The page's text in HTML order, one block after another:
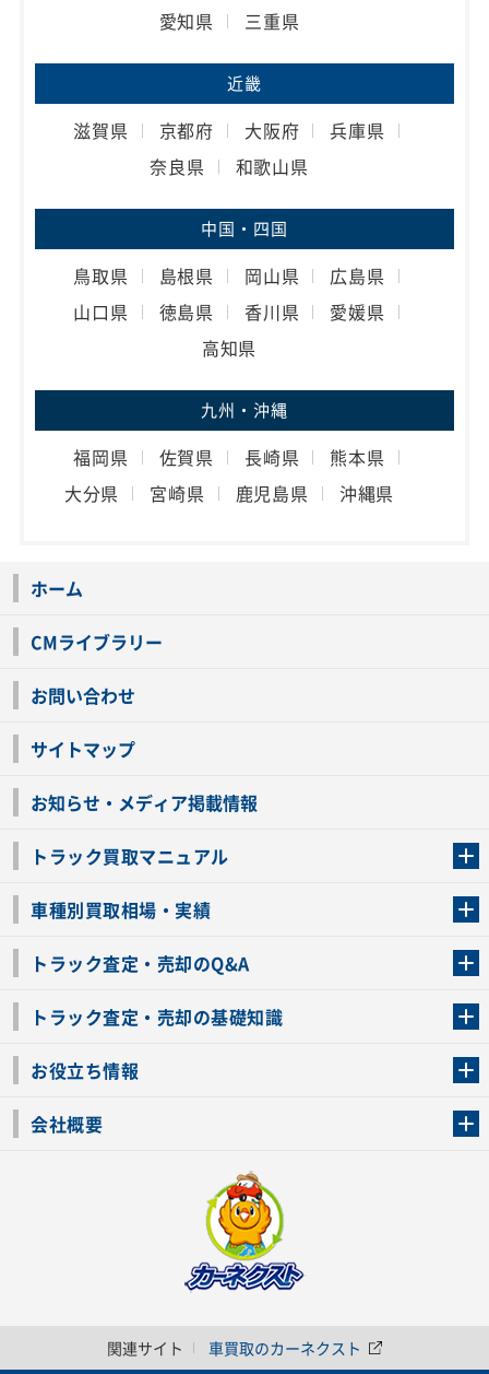
愛知県
三重県
近畿
滋賀県 京都府 大阪府
兵庫県
奈良県
和歌山県
中国・四国
鳥取県 島根県 岡山県
広島県
山口県
徳島県 香川県
愛媛県
高知県
九州・沖縄
福岡県 佐賀県 長崎県
熊本県
大分県
宮崎県 鹿児島県 沖縄県
ホーム
CMライブラリー
お問い合わせ
サイトマップ
お知らせ・メディア掲載情報
トラック買取マニュアル
車種別買取相場・実績
トラック査定・売却のQ&A
トラック査定・売却の基礎知識
お役立ち情報
会社概要
関連サイト 車買取のカーネクスト